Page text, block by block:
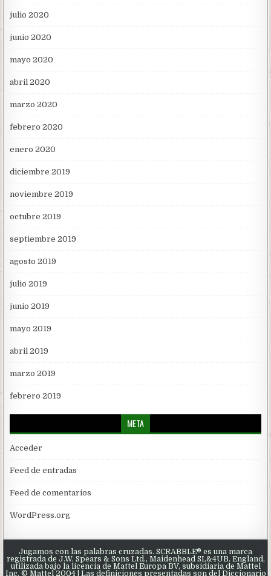
julio 2020
junio 2020
mayo 2020
abril 2020
marzo 2020
febrero 2020
enero 2020
diciembre 2019
noviembre 2019
octubre 2019
septiembre 2019
agosto 2019
julio 2019
junio 2019
mayo 2019
abril 2019
marzo 2019
febrero 2019
META
Acceder
Feed de entradas
Feed de comentarios
WordPress.org
Jugamos con las palabras cruzadas. SCRABBLE® es una marca
registrada de J.W. Spears & Sons Ltd., Maidenhead SL&4UB. England,
utilizada bajo la licencia de Mattel Europa BV, subsidiaria de Mattel
Inc. © Mattel 2004 | Las definiciones presentadas son del Diccionario